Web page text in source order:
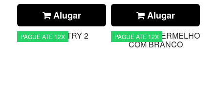
Alugar Alugar
PAGUE ATÉ 12X PAGUE ATÉ 12X